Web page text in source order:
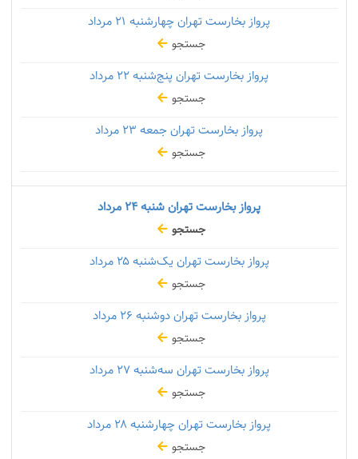
پرواز بخارست تهران چهارشنبه
جستجو
پرواز بخارست تهران پنج‌شنبه
جستجو
پرواز بخارست تهران جمعه
جستجو
پرواز بخارست تهران شنبه
جستجو
پرواز بخارست تهران یک‌شنبه۲۵ مرداد
جستجو
پرواز بخارست تهران دوشنبه
جستجو
پرواز بخارست تهران سه‌شنبه۲۷ مرداد
جستجو
پرواز بخارست تهران چهارشنبه
جستجو